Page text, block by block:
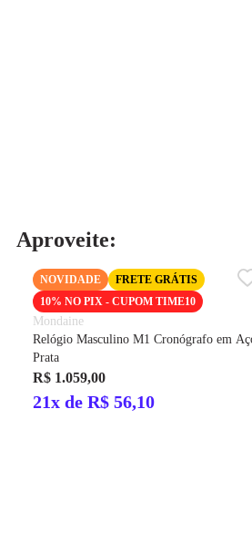
Aproveite:
NOVIDADE
FRETE GRÁTIS
10% NO PIX - CUPOM TIME10
Mondaine
Relógio Masculino M1 Cronógrafo em
Prata
R$ 1.059,00
21x de R$ 56,10